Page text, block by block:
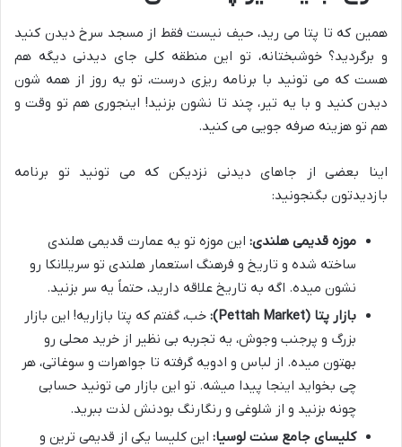
همین که تا پتا می رید، حیف نیست فقط از مسجد سرخ دیدن کنید
و برگردید؟ خوشبختانه، تو این منطقه کلی جای دیدنی دیگه هم
هست که می تونید با برنامه ریزی درست، تو یه روز از همه شون
دیدن کنید و با یه تیر، چند تا نشون بزنید! اینجوری هم تو وقت و
هم تو هزینه صرفه جویی می کنید.
اینا بعضی از جاهای دیدنی نزدیکن که می تونید تو برنامه
بازدیدتون بگنجونید:
موزه قدیمی هلندی: این موزه تو یه عمارت قدیمی هلندی
ساخته شده و تاریخ و فرهنگ استعمار هلندی تو سریلانکا رو
نشون میده. اگه به تاریخ علاقه دارید، حتماً یه سر بزنید.
بازار پتا (Pettah Market):
خب، گفتم که پتا بازاریه! این بازار
بزرگ و پرجنب وجوش، یه تجربه بی نظیر از خرید محلی رو
بهتون میده. از لباس و ادویه گرفته تا جواهرات و سوغاتی، هر
چی بخواید اینجا پیدا میشه. تو این بازار می تونید حسابی
چونه بزنید و از شلوغی و رنگارنگ بودنش لذت ببرید.
کلیسای جامع سنت لوسیا: این کلیسا یکی از قدیمی ترین و